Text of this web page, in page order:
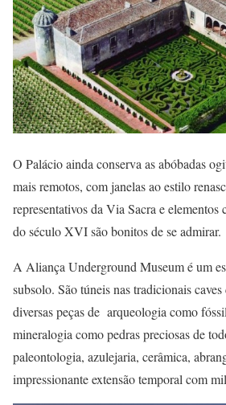
O Palácio ainda conserva as abóbadas
mais remotos, com janelas ao estilo
representativos da Via Sacra e elementos
do século XVI são bonitos de se admirar.
A Aliança Underground Museum é um
subsolo. São túneis nas tradicionais
diversas peças de arqueologia como
mineralogia como pedras preciosas de
paleontologia, azulejaria, cerâmica,
impressionante extensão temporal com